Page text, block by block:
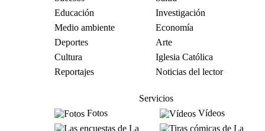
Educación
Investigación
Medio ambiente
Economía
Deportes
Arte
Cultura
Iglesia Católica
Reportajes
Noticias del lector
Servicios
Fotos
Vídeos